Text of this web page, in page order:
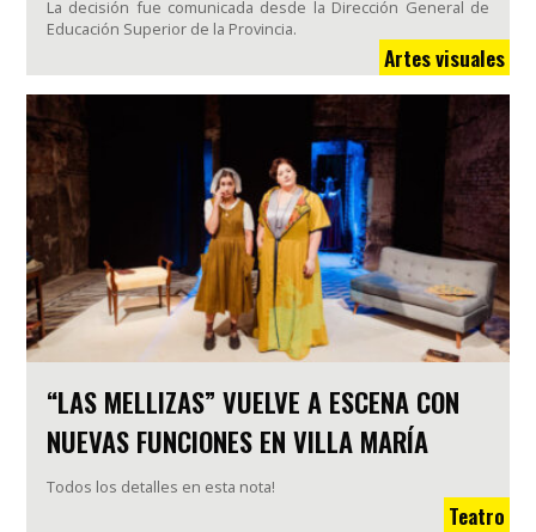
La decisión fue comunicada desde la Dirección General de
Educación Superior de la Provincia.
Artes visuales
“LAS MELLIZAS” VUELVE A ESCENA CON
NUEVAS FUNCIONES EN VILLA MARÍA
Todos los detalles en esta nota!
Teatro